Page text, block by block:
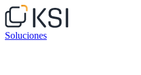
Soluciones